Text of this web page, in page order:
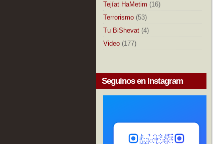
Tejíat HaMetim (16)
Terrorismo (53)
Tu BiShevat (4)
Video (177)
Seguinos en Instagram